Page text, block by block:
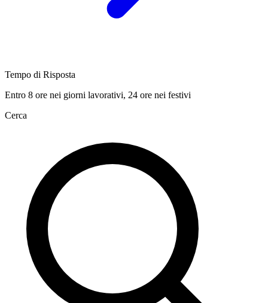
Tempo di Risposta
Entro 8 ore nei giorni lavorativi, 24 ore nei festivi
Cerca